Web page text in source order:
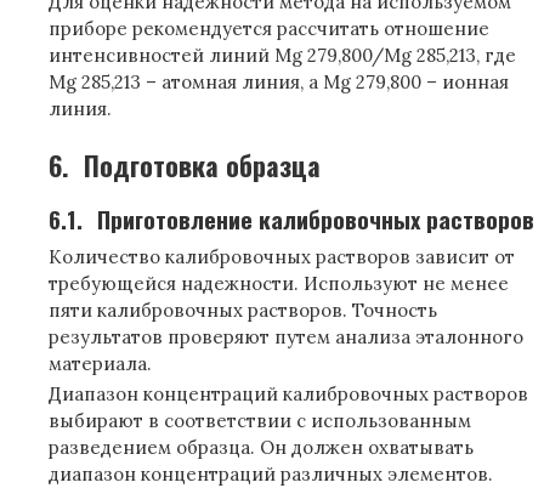
приборе рекомендуется рассчитать отношение
интенсивностей линий Mg 279,800/Mg 285,213, где
Mg 285,213 – атомная линия, а Mg 279,800 – ионная
линия.
6. Подготовка образца
6.1. Приготовление калибровочных растворов
Количество калибровочных растворов зависит от
требующейся надежности. Используют не менее
пяти калибровочных растворов. Точность
результатов проверяют путем анализа эталонного
материала.
Диапазон концентраций калибровочных растворов
выбирают в соответствии с использованным
разведением образца. Он должен охватывать
диапазон концентраций различных элементов.